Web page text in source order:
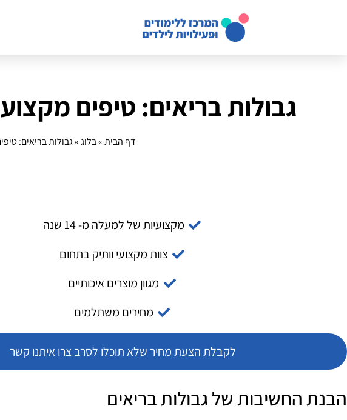
גבולות בריאים: טיפים
דף הבית»בלוג»גבולות בריאים:
מקצועיות של למעלה מ- 14 שנה
צוות מקצועי וותיק בתחום
מגוון מוצרים איכותיים
מחירים משתלמים
לקבלת הצעת מחיר שלא תוכלו לסרב צרו איתנו קשר
הבנת החשיבות של גבולות בריאים